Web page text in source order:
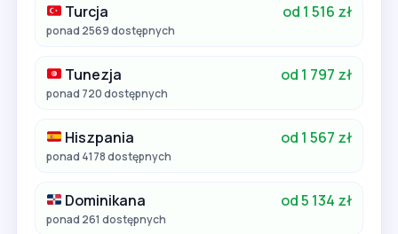
Turcja od 1 516 zł
ponad 2569 dostępnych
Tunezja od 1 797 zł
ponad 720 dostępnych
Hiszpania od 1 567 zł
ponad 4178 dostępnych
Dominikana od 5 134 zł
ponad 261 dostępnych